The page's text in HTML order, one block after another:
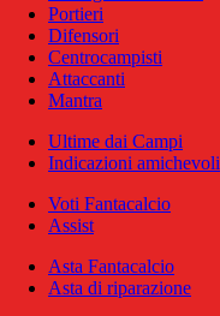
Portieri
Difensori
Centrocampisti
Attaccanti
Mantra
Ultime dai Campi
Indicazioni amichevoli
Voti Fantacalcio
Assist
Asta Fantacalcio
Asta di riparazione